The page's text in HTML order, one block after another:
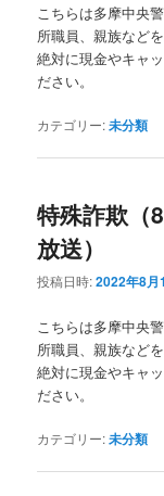
こちらは多摩中央
所職員、親族など
絶対に現金やキャ
ださい。
カテゴリー:未分類
特殊詐欺（
放送）
投稿日時:2022年8月
こちらは多摩中央
所職員、親族など
絶対に現金やキャ
ださい。
カテゴリー:未分類